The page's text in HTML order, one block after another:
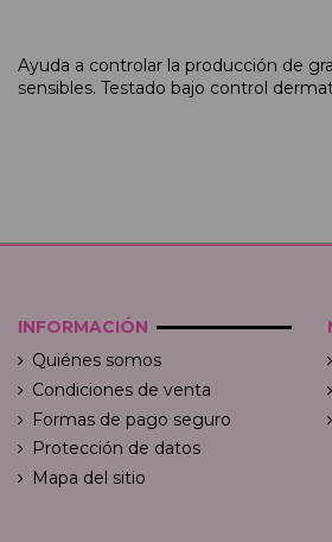
Ayuda a controlar la producción de
sensibles. Testado bajo control
INFORMACIÓN
Quiénes somos
Condiciones de venta
Formas de pago seguro
Protección de datos
Mapa del sitio